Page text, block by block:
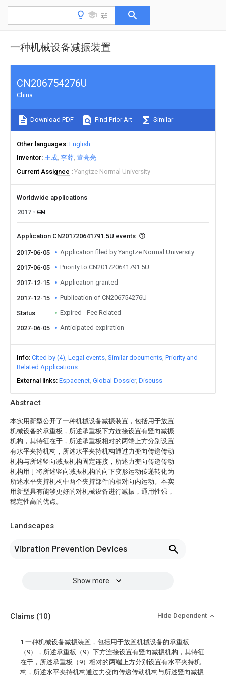
一种机械设备减振装置
Abstract
本实用新型公开了一种机械设备减振装置，包括用于放置
机械设备的承重板，所述承重板下方连接设置有竖向减振
机构，其特征在于，所述承重板相对的两端上方分别设置
有水平夹持机构，所述水平夹持机构通过力变向传递传动
机构与所述竖向减振机构固定连接，所述力变向传递传动
机构用于将所述竖向减振机构的向下变形运动传递转化为
所述水平夹持机构中两个夹持部件的相对向内运动。本实
用新型具有能够更好的对机械设备进行减振，通用性强，
稳定性高的优点。
Landscapes
Vibration Prevention Devices
Show more
CN206754276U
China
Download PDF Find Prior Art Similar
Other languages English
Inventor 王成 李薛 董亮亮
Current Assignee
Yangtze Normal University
Worldwide applications
2017
CN
Application CN201720641791.5U events
2017-06-05 Application filed by Yangtze Normal University
2017-06-05 Priority to CN201720641791.5U
2017-12-15 Application granted
2017-12-15 Publication of CN206754276U
Status Expired - Fee Related
2027-06-05 Anticipated expiration
Info Cited by (4) Legal events Similar documents Priority and
Related Applications
External links Espacenet Global Dossier Discuss
Claims (10) Hide Dependent
1.一种机械设备减振装置，包括用于放置机械设备的承重板
（9），所述承重板（9）下方连接设置有竖向减振机构，其特征
在于，所述承重板（9）相对的两端上方分别设置有水平夹持机
构，所述水平夹持机构通过力变向传递传动机构与所述竖向减振